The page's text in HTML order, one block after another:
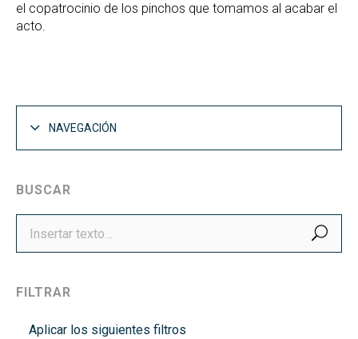
el copatrocinio de los pinchos que tomamos al acabar el
acto.
NAVEGACIÓN
BUSCAR
FILTRAR
Aplicar los siguientes filtros